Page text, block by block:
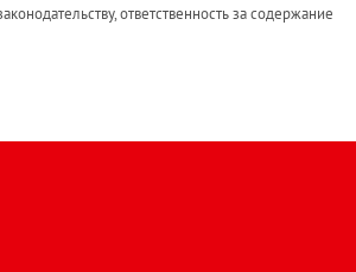
ответственность за содержание